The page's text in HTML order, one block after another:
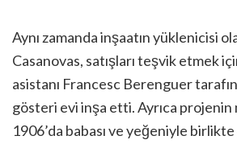
Aynı zamanda inşaatın yüklenicisi
Casanovas, satışları teşvik etmek
asistanı Francesc Berenguer
gösteri evi inşa etti. Ayrıca projenin
1906’da babası ve yeğeniyle